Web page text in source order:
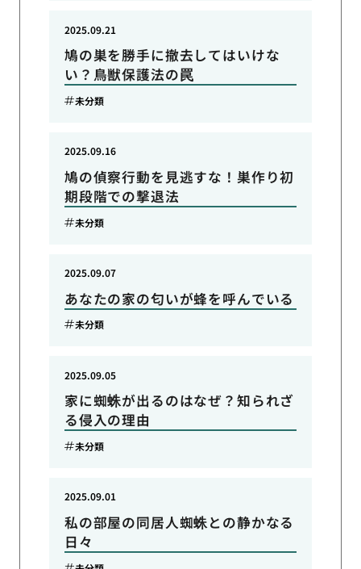
鳩の巣を勝手に撤去してはいけな
い？鳥獣保護法の罠
2025.09.21
未分類
鳩の偵察行動を見逃すな！巣作り初
期段階での撃退法
2025.09.16
未分類
あなたの家の匂いが蜂を呼んでいる
2025.09.07
未分類
家に蜘蛛が出るのはなぜ？知られざ
る侵入の理由
2025.09.05
未分類
私の部屋の同居人蜘蛛との静かなる
日々
2025.09.01